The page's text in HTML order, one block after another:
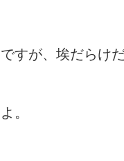
すが、埃だらけ
。